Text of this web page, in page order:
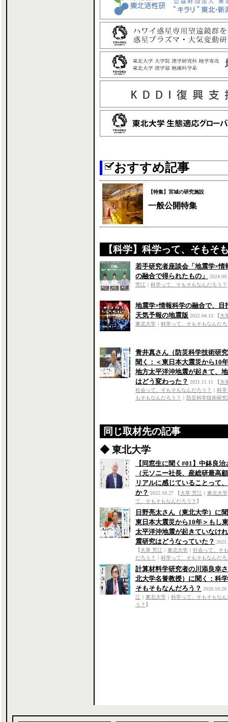
おすすめ記事
【特集】宮城の研究施設
一般公開特集
【科学】科学って、そもそ
若手研究者座談会「地震学×情
の融合で得られたもの」
芳江
科学って、そもそもなんだろう？
地震学×情報科学の融合で、目
天気予報の地震版 2022.04.13 【大
東北大学
科学って、そもそもなんだろ
青井真さん（防災科学技術研
聞く：＜東日本大震災から10
地方太平洋沖地震が起きて、
はどう変わった？ 2021.11.11 【大
社会って、そもそもなんだろう？
科学
もそもなんだろう？
防災科学技術研究
同じ取材先の記事
◆ 東北大学
【同窓生に聞く#01】中鉢良治
（元ソニー社長、産総研最高
リアルに感じていることって
か？ 2022.10.27 【大草 芳江 東北大学
て、そもそもなんだろう？ 】
日野亮太さん（東北大学）に
東日本大震災から10年＞もし
太平洋沖地震が起きていなけ
震研究はどうなっていた？
【大草 芳江 東北大学
社会って、そ
だろう？
科学って、そもそもなんだろ
計算材料学研究者の川添良幸
北大学名誉教授）に聞く：科
そもそもなんだろう？ 2020.10.20
江
東北大学
科学って、そもそもなん
う？ 】